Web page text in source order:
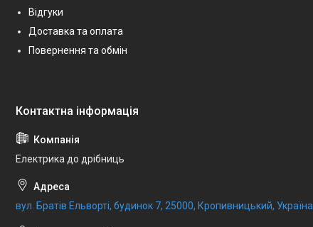
Відгуки
Доставка та оплата
Повернення та обмін
Електрика до дрібниць
вул. Братів Ельворті, будинок 7, 25000, Кропивницький, Україна